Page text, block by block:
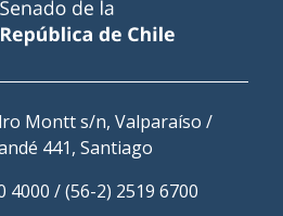
Montt s/n, Valparaíso /
441, Santiago
4000 / (56-2) 2519 6700